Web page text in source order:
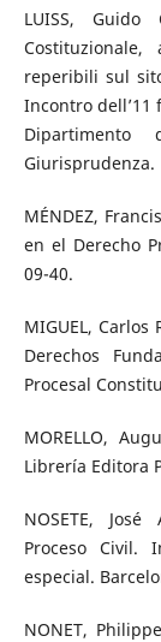
LUISS,
reperibili sul
Incontro dell’11
Giurisprudenza.
MÉNDEZ,
en el Derecho
09-40.
MIGUEL,
Derechos
Procesal
MORELLO,
Librería Editora
NOSETE,
Proceso Civil.
especial.
NONET,